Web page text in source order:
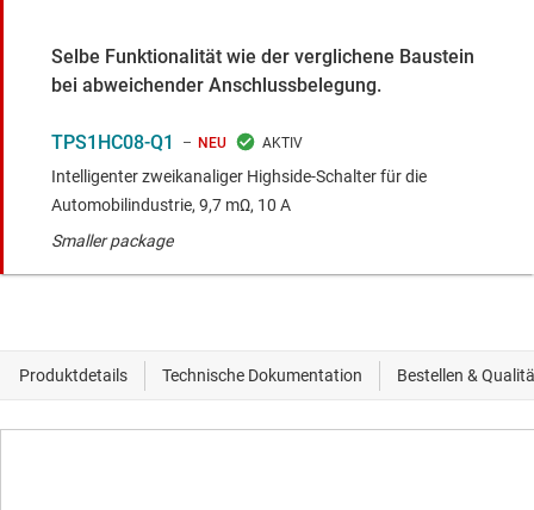
Selbe Funktionalität wie der verglichene Baustein
bei abweichender Anschlussbelegung.
NEU
TPS1HC08-Q1
Intelligenter zweikanaliger Highside-Schalter für die
Automobilindustrie, 9,7 mΩ, 10 A
Smaller package